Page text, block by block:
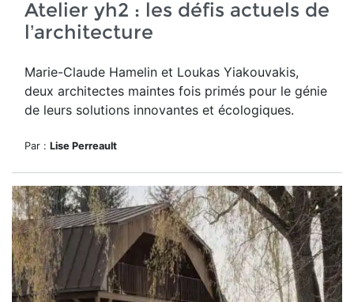
Atelier yh2 : les défis actuels de
l’architecture
Marie-Claude Hamelin et Loukas Yiakouvakis,
deux architectes maintes fois primés pour le génie
de leurs solutions innovantes et écologiques.
Par : Lise Perreault